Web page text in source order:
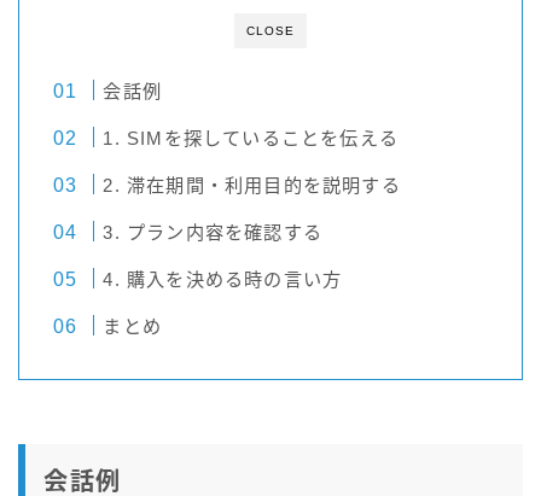
CLOSE
会話例
1. SIMを探していることを伝える
2. 滞在期間・利用目的を説明する
3. プラン内容を確認する
4. 購入を決める時の言い方
まとめ
会話例